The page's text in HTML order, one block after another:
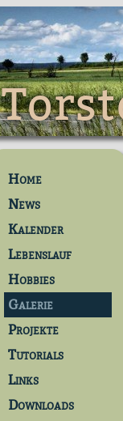
Home
News
Kalender
Lebenslauf
Hobbies
Galerie
Projekte
Tutorials
Links
Downloads